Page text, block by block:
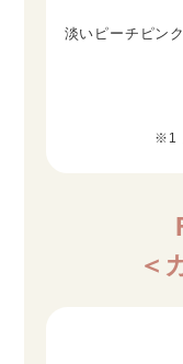
淡いピーチピン
※1
＜